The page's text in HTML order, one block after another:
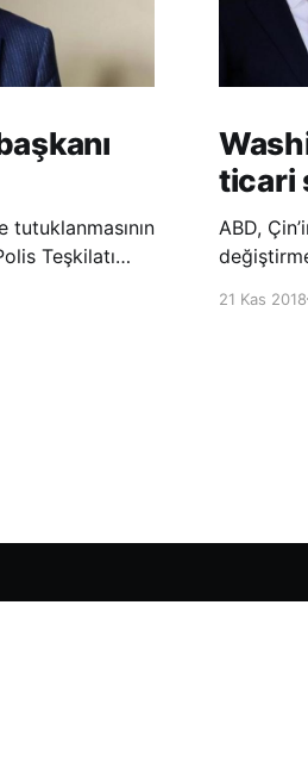
tutuklanmasının
Teşkilatı
Kurulu’nun
ticari
ABD,
21 Kas 2018